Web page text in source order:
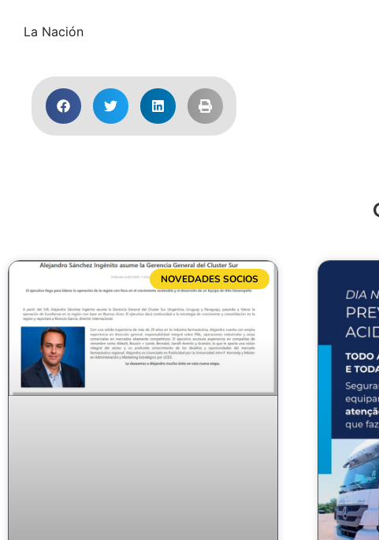
La Nación
NOVEDADES SOCIOS